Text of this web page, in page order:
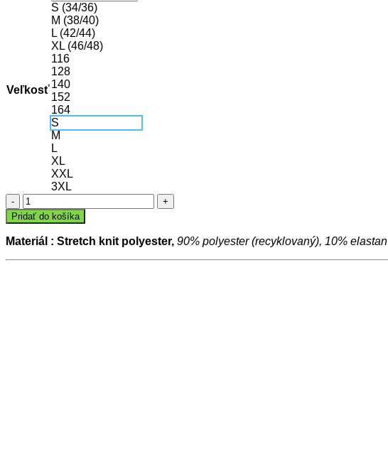
Veľkosť
S (34/36)
M (38/40)
L (42/44)
XL (46/48)
116
128
140
152
164
S
M
L
XL
XXL
3XL
množstvo
Tréningové
nohavice
DYNAMIC
Pridať do košíka
Materiál : Stretch knit polyester, 90% polyester (recyklovaný), 10% elastan